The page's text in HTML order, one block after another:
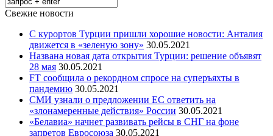
Свежие новости
С курортов Турции пришли хорошие новости: Анталия
движется в «зеленую зону» 30.05.2021
Названа новая дата открытия Турции: решение объявят
28 мая 30.05.2021
FT сообщила о рекордном спросе на суперъяхты в
пандемию 30.05.2021
СМИ узнали о предложении ЕС ответить на
«злонамеренные действия» России 30.05.2021
«Белавиа» начнет развивать рейсы в СНГ на фоне
запретов Евросоюза 30.05.2021